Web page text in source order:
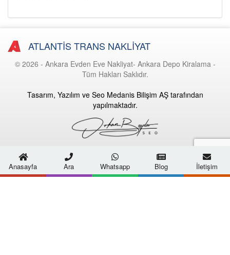
Anasayfa Ara Whatsapp Blog İletişim
ATLANTİS TRANS NAKLİYAT
© 2026 - Ankara Evden Eve Nakliyat- Ankara Depo Kiralama -
Tüm Hakları Saklıdır.
Tasarım, Yazılım ve Seo Medanis Bilişim AŞ tarafından
yapılmaktadır.